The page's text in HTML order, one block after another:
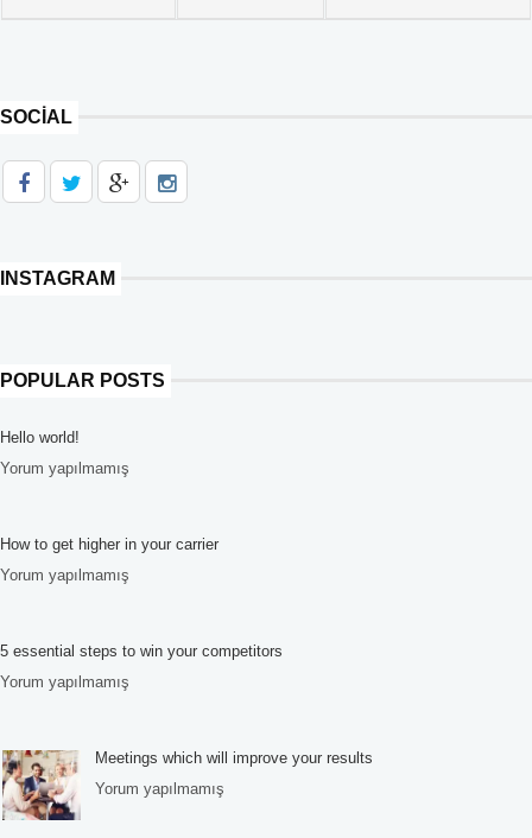
SOCIAL
INSTAGRAM
POPULAR POSTS
Hello world!
Yorum yapılmamış
How to get higher in your carrier
Yorum yapılmamış
5 essential steps to win your competitors
Yorum yapılmamış
Meetings which will improve your results
Yorum yapılmamış